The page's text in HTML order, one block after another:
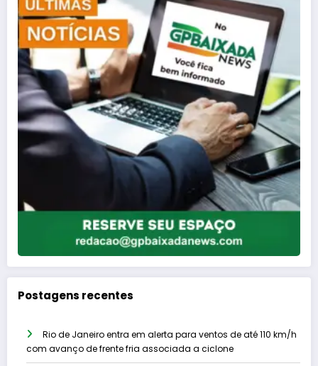
Postagens recentes
Rio de Janeiro entra em alerta para ventos de até 110 km/h
com avanço de frente fria associada a ciclone